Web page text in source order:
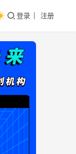
登录 注册